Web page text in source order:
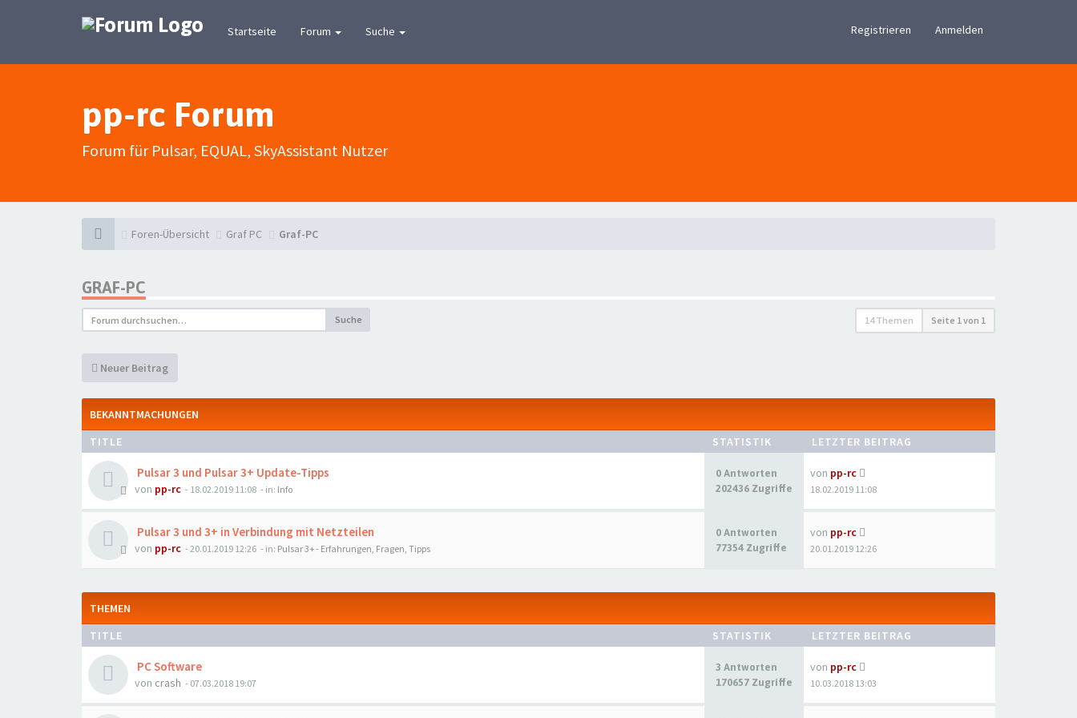
Startseite Forum Suche Registrieren Anmelden
pp-rc Forum
Forum für Pulsar, EQUAL, SkyAssistant Nutzer
Foren-Übersicht Graf PC Graf-PC
GRAF-PC
Suche 14 Themen Seite 1von 1
Neuer Beitrag
BEKANNTMACHUNGEN
TITLE
STATISTIK LETZTER BEITRAG
Pulsar 3 und Pulsar 3+ Update-Tipps
von pp-rc - 18.02.2019 11:08 - in: Info
0 Antworten
202436 Zugriffe
von pp-rc
18.02.2019 11:08
Pulsar 3 und 3+ in Verbindung mit Netzteilen
von pp-rc - 20.01.2019 12:26 - in: Pulsar 3+ - Erfahrungen, Fragen, Tipps
0 Antworten
77354 Zugriffe
von pp-rc
20.01.2019 12:26
THEMEN
TITLE
STATISTIK LETZTER BEITRAG
PC Software
von crash - 07.03.2018 19:07
3 Antworten
170657 Zugriffe
von pp-rc
10.03.2018 13:03